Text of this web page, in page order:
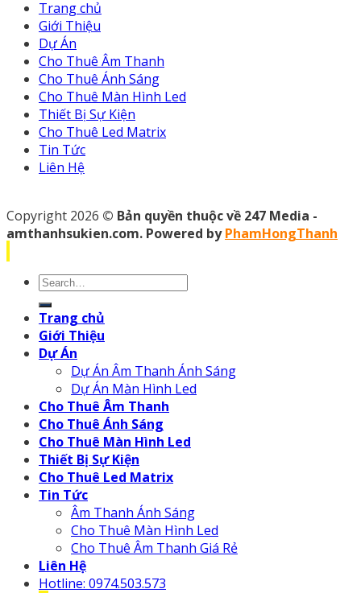
Trang chủ
Giới Thiệu
Dự Án
Cho Thuê Âm Thanh
Cho Thuê Ánh Sáng
Cho Thuê Màn Hình Led
Thiết Bị Sự Kiện
Cho Thuê Led Matrix
Tin Tức
Liên Hệ
Copyright 2026 © Bản quyền thuộc về 247 Media -
amthanhsukien.com. Powered byPhamHongThanh
Search
for:
Trang chủ
Giới Thiệu
Dự Án
Dự Án Âm Thanh Ánh Sáng
Dự Án Màn Hình Led
Cho Thuê Âm Thanh
Cho Thuê Ánh Sáng
Cho Thuê Màn Hình Led
Thiết Bị Sự Kiện
Cho Thuê Led Matrix
Tin Tức
Âm Thanh Ánh Sáng
Cho Thuê Màn Hình Led
Cho Thuê Âm Thanh Giá Rẻ
Liên Hệ
Hotline: 0974.503.573